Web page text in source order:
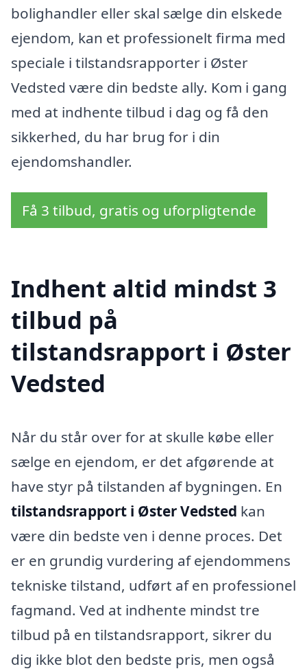
bolighandler eller skal sælge din elskede
ejendom, kan et professionelt firma med
speciale i tilstandsrapporter i Øster
Vedsted være din bedste ally. Kom i gang
med at indhente tilbud i dag og få den
sikkerhed, du har brug for i din
ejendomshandler.
Få 3 tilbud, gratis og uforpligtende
Indhent altid mindst 3
tilbud på
tilstandsrapport i Øster
Vedsted
Når du står over for at skulle købe eller
sælge en ejendom, er det afgørende at
have styr på tilstanden af bygningen. En
tilstandsrapport i Øster Vedsted kan
være din bedste ven i denne proces. Det
er en grundig vurdering af ejendommens
tekniske tilstand, udført af en professionel
fagmand. Ved at indhente mindst tre
tilbud på en tilstandsrapport, sikrer du
dig ikke blot den bedste pris, men også